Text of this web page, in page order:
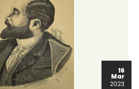
16
Mar
2023